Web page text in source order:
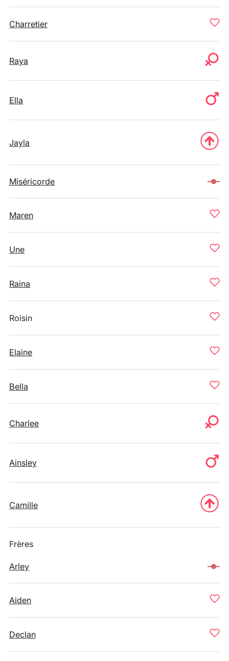
Charretier
Raya
Ella
Jayla
Miséricorde
Maren
Une
Raina
Roisin
Elaine
Bella
Charlee
Ainsley
Camille
Frères
Arley
Aiden
Declan